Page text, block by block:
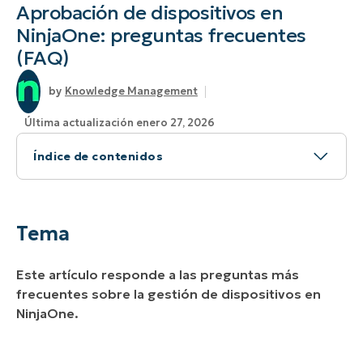
Aprobación de dispositivos en
NinjaOne: preguntas frecuentes
(FAQ)
Knowledge Management
Última actualización enero 27, 2026
Índice de contenidos
Tema
Recursos adicionales
Tema
Este artículo responde a las preguntas más
frecuentes sobre la gestión de dispositivos en
NinjaOne.